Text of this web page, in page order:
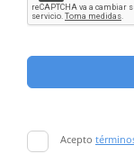
Acepto